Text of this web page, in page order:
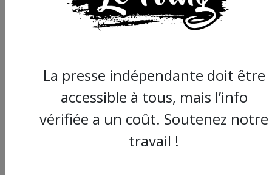
Marche contre les
violences sexistes à
La presse indépendante doit être
accessible à tous, mais l’info
vérifiée a un coût. Soutenez notre
travail !